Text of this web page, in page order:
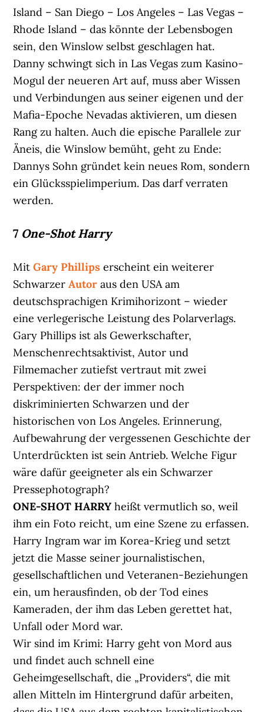
Island – San Diego – Los Angeles – Las Vegas –
Rhode Island – das könnte der Lebensbogen
sein, den Winslow selbst geschlagen hat.
Danny schwingt sich in Las Vegas zum Kasino-
Mogul der neueren Art auf, muss aber Wissen
und Verbindungen aus seiner eigenen und der
Mafia-Epoche Nevadas aktivieren, um diesen
Rang zu halten. Auch die epische Parallele zur
Äneis, die Winslow bemüht, geht zu Ende:
Dannys Sohn gründet kein neues Rom, sondern
ein Glücksspielimperium. Das darf verraten
werden.
7 One-Shot Harry
MitGary Phillips erscheint ein weiterer
SchwarzerAutor aus den USA am
deutschsprachigen Krimihorizont – wieder
eine verlegerische Leistung des Polarverlags.
Gary Phillips ist als Gewerkschafter,
Menschenrechtsaktivist, Autor und
Filmemacher zutiefst vertraut mit zwei
Perspektiven: der der immer noch
diskriminierten Schwarzen und der
historischen von Los Angeles. Erinnerung,
Aufbewahrung der vergessenen Geschichte der
Unterdrückten ist sein Antrieb. Welche Figur
wäre dafür geeigneter als ein Schwarzer
Pressephotograph?
ONE-SHOT HARRY heißt vermutlich so, weil
ihm ein Foto reicht, um eine Szene zu erfassen.
Harry Ingram war im Korea-Krieg und setzt
jetzt die Masse seiner journalistischen,
gesellschaftlichen und Veteranen-Beziehungen
ein, um herausfinden, ob der Tod eines
Kameraden, der ihm das Leben gerettet hat,
Unfall oder Mord war.
Wir sind im Krimi: Harry geht von Mord aus
und findet auch schnell eine
Geheimgesellschaft, die „Providers“, die mit
allen Mitteln im Hintergrund dafür arbeiten,